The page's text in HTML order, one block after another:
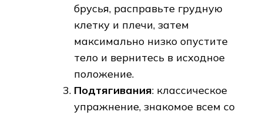
брусья, расправьте грудную
клетку и плечи, затем
максимально низко опустите
тело и вернитесь в исходное
положение.
Подтягивания: классическое
упражнение, знакомое всем со